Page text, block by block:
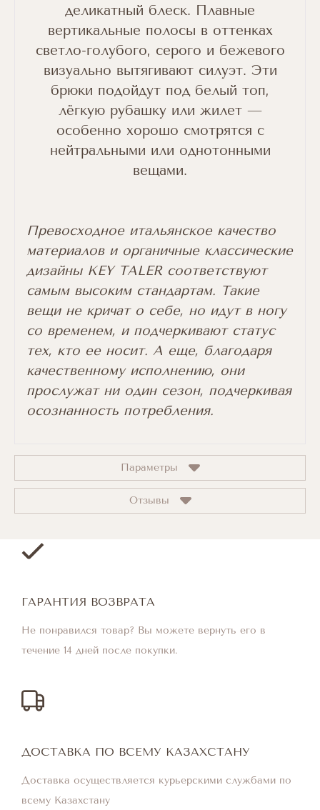
деликатный блеск. Плавные
вертикальные полосы в оттенках
светло-голубого, серого и бежевого
визуально вытягивают силуэт. Эти
брюки подойдут под белый топ,
лёгкую рубашку или жилет —
особенно хорошо смотрятся с
нейтральными или однотонными
вещами.
Превосходное итальянское качество
материалов и органичные классические
дизайны KEY TALER соответствуют
самым высоким стандартам. Такие
вещи не кричат о себе, но идут в ногу
со временем, и подчеркивают статус
тех, кто ее носит. А еще, благодаря
качественному исполнению, они
прослужат ни один сезон, подчеркивая
осознанность потребления.
Параметры
Отзывы
ГАРАНТИЯ ВОЗВРАТА
Не понравился товар? Вы можете вернуть его в
течение 14 дней после покупки.
ДОСТАВКА ПО ВСЕМУ КАЗАХСТАНУ
Доставка осуществляется курьерскими службами по
всему Казахстану